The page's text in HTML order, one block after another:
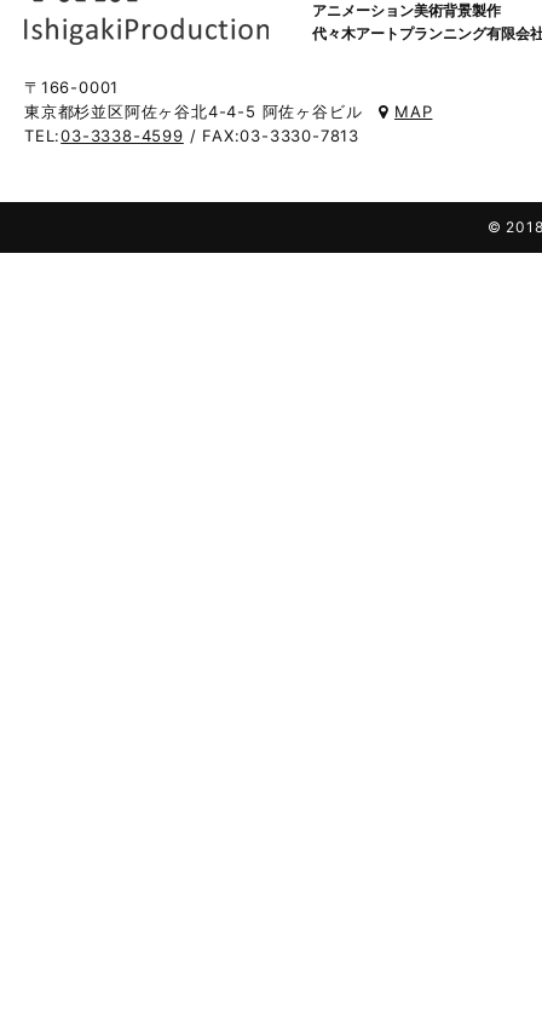
アニメーション美術背景製作
代々木アートプランニング有限会
〒166-0001
東京都杉並区阿佐ヶ谷北4-4-5 阿佐ヶ谷ビル
MAP
TEL:03-3338-4599 / FAX:03-3330-7813
© 2018